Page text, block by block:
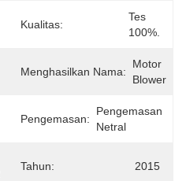
Kualitas:
Tes
100%.
Menghasilkan Nama:
Motor
Blower
Pengemasan:
Pengemasan
Netral
Tahun: 2015